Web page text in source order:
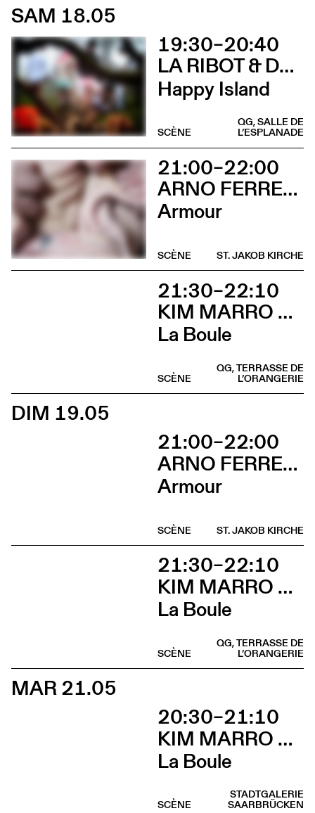
SAM 18.05
19:30–20:40
LA RIBOT & DANÇANDO COM A DIFERENÇA
Happy Island
QG, SALLE DE
L’ESPLANADE
SCÈNE
21:00–22:00
ARNO FERRERA & GILLES POLET
Armour
ST. JAKOB KIRCHE
SCÈNE
21:30–22:10
KIM MARRO & LIAM LELARGE
La Boule
QG, TERRASSE DE
L’ORANGERIE
SCÈNE
DIM 19.05
21:00–22:00
ARNO FERRERA & GILLES POLET
Armour
ST. JAKOB KIRCHE
SCÈNE
21:30–22:10
KIM MARRO & LIAM LELARGE
La Boule
QG, TERRASSE DE
L’ORANGERIE
SCÈNE
MAR 21.05
20:30–21:10
KIM MARRO & LIAM LELARGE
La Boule
STADTGALERIE
SAARBRÜCKEN
SCÈNE